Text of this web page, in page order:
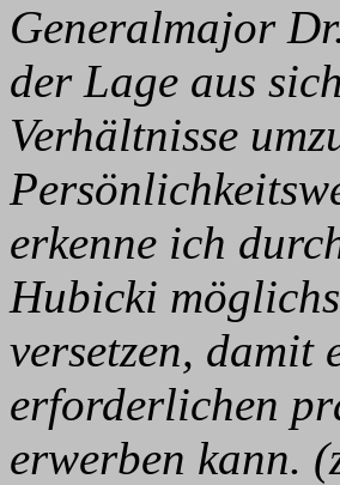
Generalmajor
der Lage aus
Verhältnisse
erkenne ich
Hubicki
versetzen, damit
erforderlichen
erwerben kann.